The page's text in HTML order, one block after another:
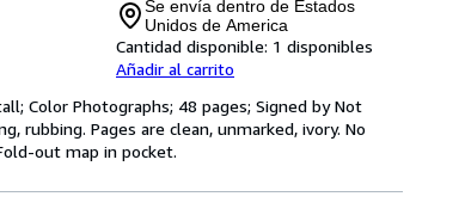
Se envía dentro de Estados
Unidos de America
Cantidad disponible: 1 disponibles
Añadir al carrito
Color Photographs; 48 pages; Signed by Not
rubbing. Pages are clean, unmarked, ivory. No
out map in pocket.